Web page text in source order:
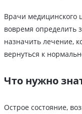
Врачи медицинского
вовремя определить
назначить лечение,
вернуться к
Что нужно
Острое состояние,